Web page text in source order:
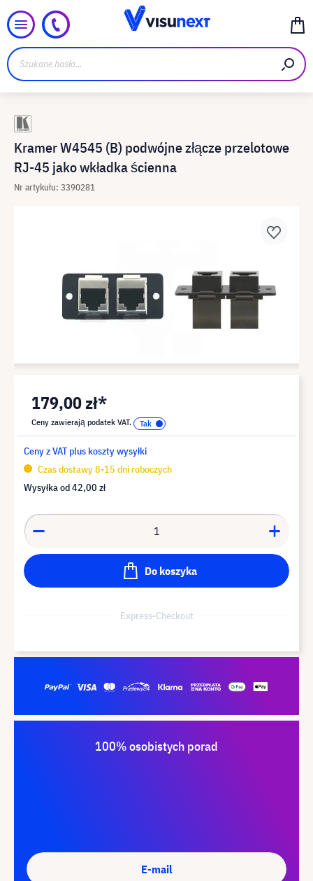
Kramer W4545 (B) podwójne złącze przelotowe
RJ-45 jako wkładka ścienna
Nr artykułu: 3390281
179,00 zł*
Ceny zawierają podatek VAT.
Ceny z VAT plus koszty wysyłki
Czas dostawy 8-15 dni roboczych
Wysyłka od42,00 zł
Do koszyka
Express-Checkout
100% osobistych porad
E-mail